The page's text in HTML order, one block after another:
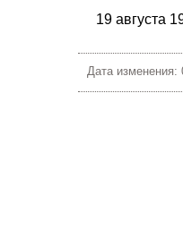
19 августа
Дата изменения: